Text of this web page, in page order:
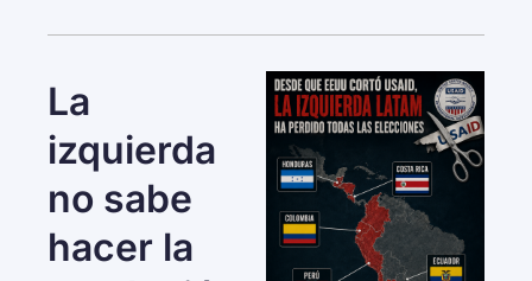
La
izquierda
no sabe
hacer la